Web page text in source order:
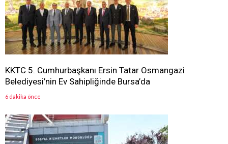
KKTC 5. Cumhurbaşkanı Ersin Tatar Osmangazi
Belediyesi’nin Ev Sahipliğinde Bursa’da
6 dakika önce